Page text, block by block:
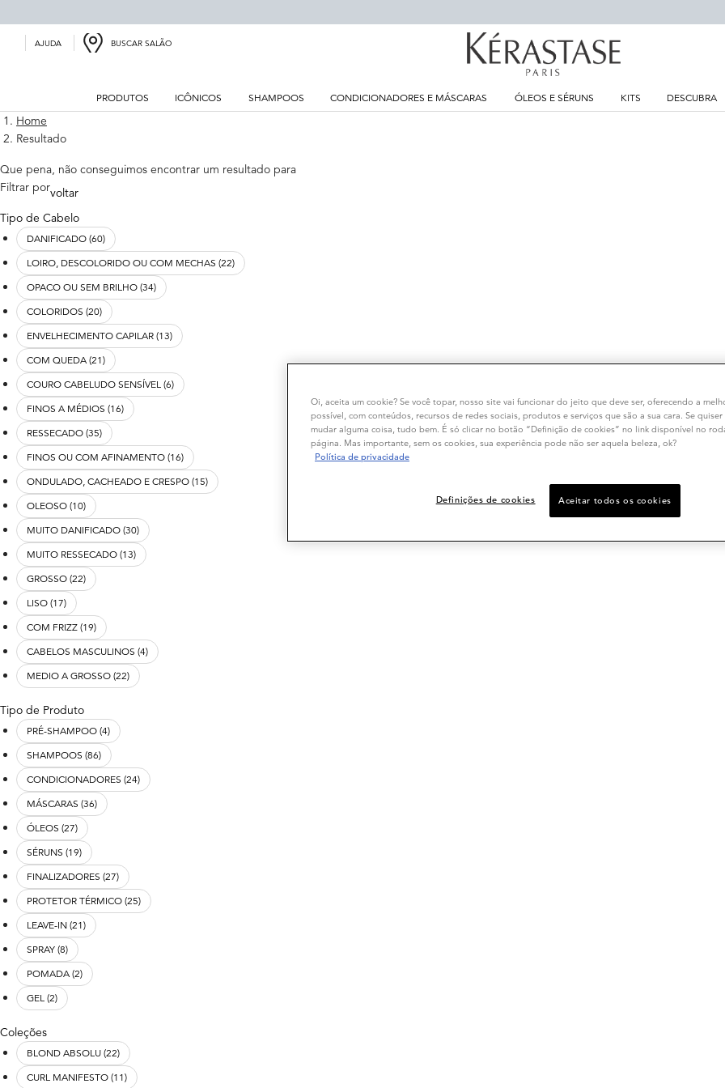
AJUDA BUSCAR SALÃO
PRODUTOS ICÔNICOS SHAMPOOS CONDICIONADORES E MÁSCARAS ÓLEOS E SÉRUNS KITS DESCUBRA
Main content
Home
Resultado
Que pena, não conseguimos encontrar um resultado para
Refinements menu
Filtrar porvoltar
Tipo de Cabelo
DANIFICADO (60)
LOIRO, DESCOLORIDO OU COM MECHAS (22)
OPACO OU SEM BRILHO (34)
COLORIDOS (20)
ENVELHECIMENTO CAPILAR (13)
COM QUEDA (21)
COURO CABELUDO SENSÍVEL (6)
FINOS A MÉDIOS (16)
RESSECADO (35)
FINOS OU COM AFINAMENTO (16)
ONDULADO, CACHEADO E CRESPO (15)
OLEOSO (10)
MUITO DANIFICADO (30)
MUITO RESSECADO (13)
GROSSO (22)
LISO (17)
COM FRIZZ (19)
CABELOS MASCULINOS (4)
MEDIO A GROSSO (22)
Tipo de Produto
PRÉ-SHAMPOO (4)
SHAMPOOS (86)
CONDICIONADORES (24)
MÁSCARAS (36)
ÓLEOS (27)
SÉRUNS (19)
FINALIZADORES (27)
PROTETOR TÉRMICO (25)
LEAVE-IN (21)
SPRAY (8)
POMADA (2)
GEL (2)
Coleções
BLOND ABSOLU (22)
CURL MANIFESTO (11)
Oi, aceita um cookie? Se você topar, nosso site vai funcionar do jeito que deve ser, oferecendo a
possível, com conteúdos, recursos de redes sociais, produtos e serviços que são a sua cara. Se
mudar alguma coisa, tudo bem. É só clicar no botão “Definição de cookies” no link disponível no
página. Mas importante, sem os cookies, sua experiência pode não ser aquela beleza, ok?
Política de privacidade
Definições de cookies Aceitar todos os cookies